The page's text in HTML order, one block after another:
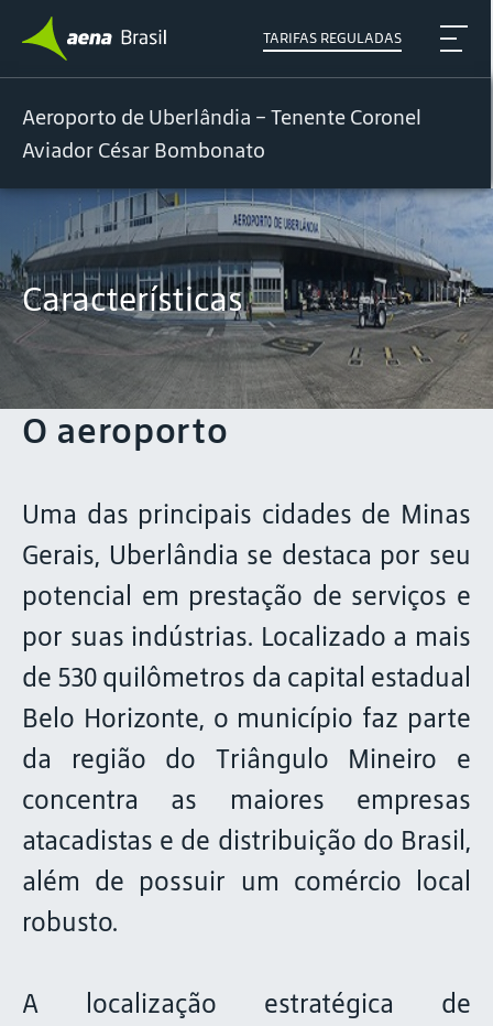
TARIFAS REGULADAS
Aeroporto de Uberlândia – Tenente Coronel
Aviador César Bombonato
Características
O aeroporto
Uma das principais cidades de Minas
Gerais, Uberlândia se destaca por seu
potencial em prestação de serviços e
por suas indústrias. Localizado a mais
de 530 quilômetros da capital estadual
Belo Horizonte, o município faz parte
da região do Triângulo Mineiro e
concentra as maiores empresas
atacadistas e de distribuição do Brasil,
além de possuir um comércio local
robusto.
A localização estratégica de